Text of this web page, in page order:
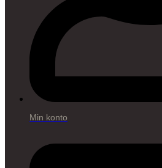
Min konto